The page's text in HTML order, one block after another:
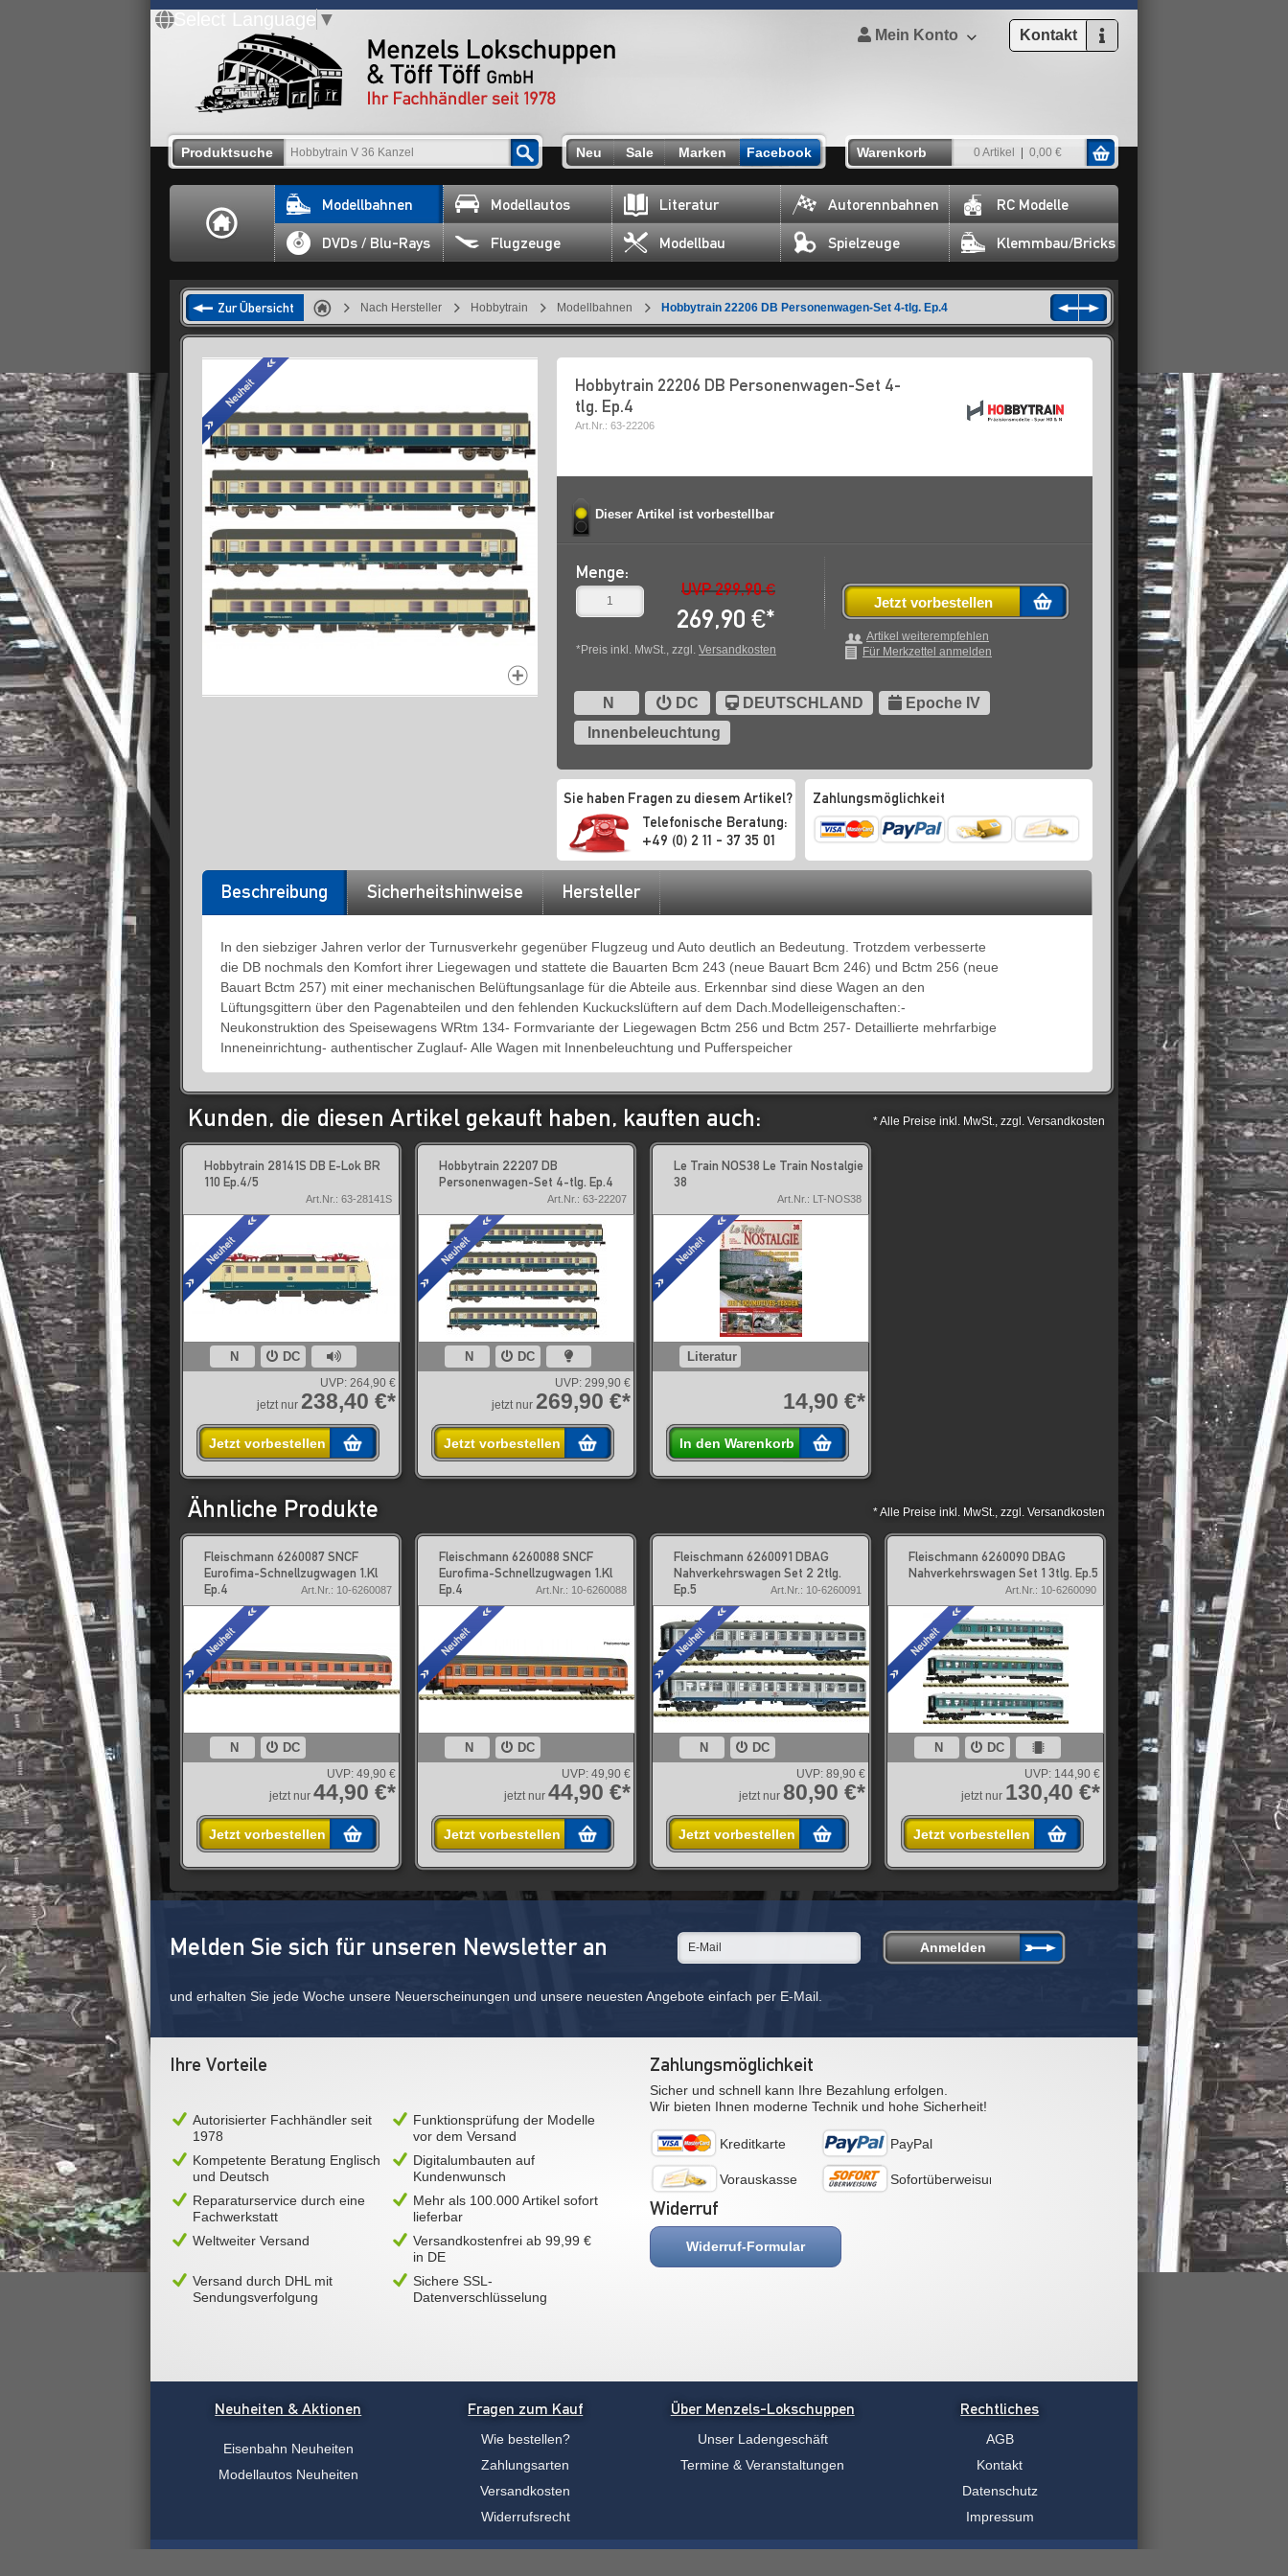
Select Language ▼
Mein Konto Kontakt
Produktsuche Neu Sale Marken Facebook Warenkorb 0 Artikel 0,00 €
Modellbahnen Modellautos Literatur Autorennbahnen RC Modelle
DVDs / Blu-Rays Flugzeuge Modellbau Spielzeuge Klemmbau/Bricks
Zur Übersicht Nach Hersteller Hobbytrain Modellbahnen Hobbytrain 22206 DB Personenwagen-Set 4-tlg. Ep.4
Hobbytrain 22206 DB Personenwagen-Set 4-
tlg. Ep.4
Art.Nr.: 63-22206
Dieser Artikel ist vorbestellbar
Menge:
UVP 299,90 €
269,90 €*
*Preis inkl. MwSt., zzgl. Versandkosten
Jetzt vorbestellen
Artikel weiterempfehlen
Für Merkzettel anmelden
N DC DEUTSCHLAND
Epoche IV
Innenbeleuchtung
Sie haben Fragen zu diesem Artikel?
Telefonische Beratung:
+49 (0) 2 11 - 37 35 01
Zahlungsmöglichkeit
Beschreibung Sicherheitshinweise Hersteller
In den siebziger Jahren verlor der Turnusverkehr gegenüber Flugzeug und Auto deutlich an Bedeutung. Trotzdem verbesserte
die DB nochmals den Komfort ihrer Liegewagen und stattete die Bauarten Bcm 243 (neue Bauart Bcm 246) und Bctm 256 (neue
Bauart Bctm 257) mit einer mechanischen Belüftungsanlage für die Abteile aus. Erkennbar sind diese Wagen an den
Lüftungsgittern über den Pagenabteilen und den fehlenden Kuckuckslüftern auf dem Dach.Modelleigenschaften:-
Neukonstruktion des Speisewagens WRtm 134- Formvariante der Liegewagen Bctm 256 und Bctm 257- Detaillierte mehrfarbige
Inneneinrichtung- authentischer Zuglauf- Alle Wagen mit Innenbeleuchtung und Pufferspeicher
Kunden, die diesen Artikel gekauft haben, kauften auch: * Alle Preise inkl. MwSt., zzgl. Versandkosten
Hobbytrain 28141S DB E-Lok BR
110 Ep.4/5
Art.Nr.: 63-28141S
N DC
UVP: 264,90 €
jetzt nur 238,40 €*
Jetzt vorbestellen
Hobbytrain 22207 DB
Personenwagen-Set 4-tlg. Ep.4
Art.Nr.: 63-22207
N DC
UVP: 299,90 €
jetzt nur 269,90 €*
Jetzt vorbestellen
Le Train NOS38 Le Train Nostalgie
38
Art.Nr.: LT-NOS38
Literatur
14,90 €*
In den Warenkorb
Ähnliche Produkte * Alle Preise inkl. MwSt., zzgl. Versandkosten
Fleischmann 6260087 SNCF
Eurofima-Schnellzugwagen 1.Kl
Ep.4
Art.Nr.: 10-6260087
N DC
UVP: 49,90 €
jetzt nur 44,90 €*
Jetzt vorbestellen
Fleischmann 6260088 SNCF
Eurofima-Schnellzugwagen 1.Kl
Ep.4
Art.Nr.: 10-6260088
N DC
UVP: 49,90 €
jetzt nur 44,90 €*
Jetzt vorbestellen
Fleischmann 6260091 DBAG
Nahverkehrswagen Set 2 2tlg.
Ep.5
Art.Nr.: 10-6260091
N DC
UVP: 89,90 €
jetzt nur 80,90 €*
Jetzt vorbestellen
Fleischmann 6260090 DBAG
Nahverkehrswagen Set 1 3tlg. Ep.5
Art.Nr.: 10-6260090
N DC
UVP: 144,90 €
jetzt nur 130,40 €*
Jetzt vorbestellen
Melden Sie sich für unseren Newsletter an
und erhalten Sie jede Woche unsere Neuerscheinungen und unsere neuesten Angebote einfach per E-Mail.
Ihre Vorteile
Autorisierter Fachhändler seit
1978
Funktionsprüfung der Modelle
vor dem Versand
Kompetente Beratung Englisch
und Deutsch
Digitalumbauten auf
Kundenwunsch
Reparaturservice durch eine
Fachwerkstatt
Mehr als 100.000 Artikel sofort
lieferbar
Weltweiter Versand
Versandkostenfrei ab 99,99 €
in DE
Versand durch DHL mit
Sendungsverfolgung
Sichere SSL-
Datenverschlüsselung
Zahlungsmöglichkeit
Sicher und schnell kann Ihre Bezahlung erfolgen.
Wir bieten Ihnen moderne Technik und hohe Sicherheit!
Kreditkarte PayPal
Vorauskasse Sofortüberweisung
Widerruf
Widerruf-Formular
Neuheiten & Aktionen
Eisenbahn Neuheiten
Modellautos Neuheiten
Fragen zum Kauf
Wie bestellen?
Zahlungsarten
Versandkosten
Widerrufsrecht
Über Menzels-Lokschuppen
Unser Ladengeschäft
Termine & Veranstaltungen
Rechtliches
AGB
Kontakt
Datenschutz
Impressum